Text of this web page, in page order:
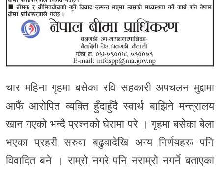
चार महिना गृहमा बसेका रवि सहकारी अपचलन मुद्दामा
आफैं आरोपित व्यक्ति हुँदाहुँदै स्वार्थ बाझिने मन्त्रालय
खान गएको भन्दै प्रश्नको घेरामा परे । गृहमा बसेका बेला
भएका प्रहरी सरुवा बढुवादेखि अन्य निर्णयहरू पनि
विवादित बने । राम्रो नगरे पनि नराम्रो नगर्ने बताएका